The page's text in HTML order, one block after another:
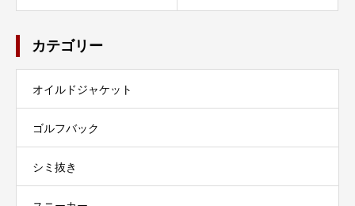
カテゴリー
オイルドジャケット
ゴルフバック
シミ抜き